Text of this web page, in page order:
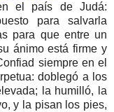
el país de Judá:
para salvarla
para que entre un
ánimo está firme y
siempre en el
doblegó a los
la humilló, la
y la pisan los pies,